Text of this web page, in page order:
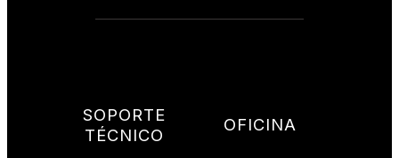
SOPORTE
TÉCNICO
OFICINA